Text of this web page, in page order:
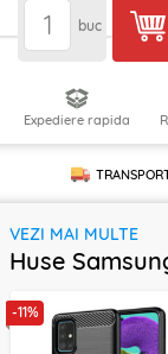
buc
Expediere rapida
VEZI MAI MULTE
Huse
-11%